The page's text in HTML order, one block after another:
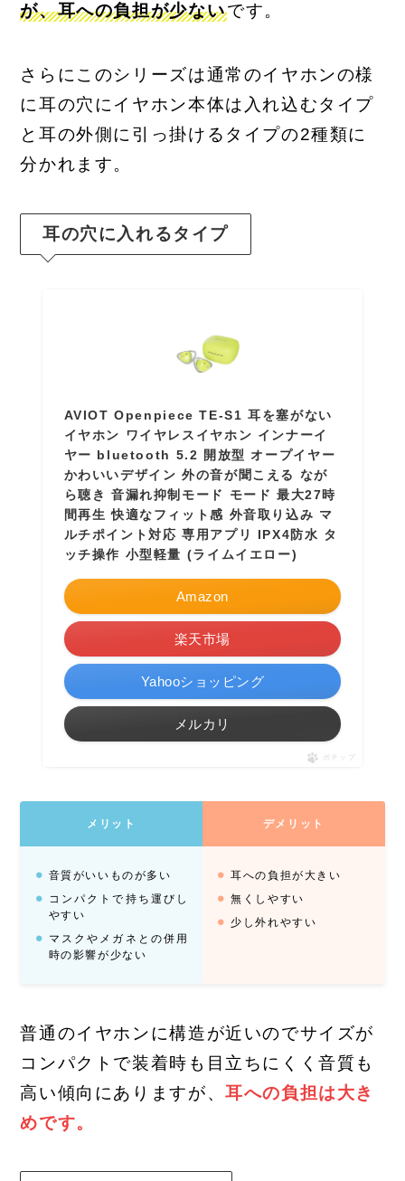
が、耳への負担が少ないです。
さらにこのシリーズは通常のイヤホンの様
に耳の穴にイヤホン本体は入れ込むタイプ
と耳の外側に引っ掛けるタイプの2種類に
分かれます。
耳の穴に入れるタイプ
AVIOT Openpiece TE-S1 耳を塞がない
イヤホン ワイヤレスイヤホン インナーイ
ヤー bluetooth 5.2 開放型 オープイヤー
かわいいデザイン 外の音が聞こえる なが
ら聴き 音漏れ抑制モード モード 最大27時
間再生 快適なフィット感 外音取り込み マ
ルチポイント対応 専用アプリ IPX4防水 タ
ッチ操作 小型軽量 (ライムイエロー)
Amazon
楽天市場
Yahooショッピング
メルカリ
ポチップ
メリット デメリット
音質がいいものが多い
コンパクトで持ち運びし
やすい
マスクやメガネとの併用
時の影響が少ない
耳への負担が大きい
無くしやすい
少し外れやすい
普通のイヤホンに構造が近いのでサイズが
コンパクトで装着時も目立ちにくく音質も
高い傾向にありますが、耳への負担は大き
めです。